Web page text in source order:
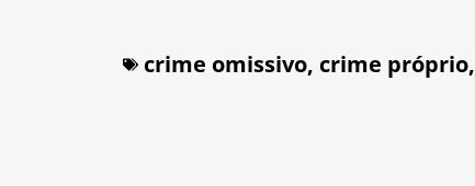
crime omissivo, crime próprio,